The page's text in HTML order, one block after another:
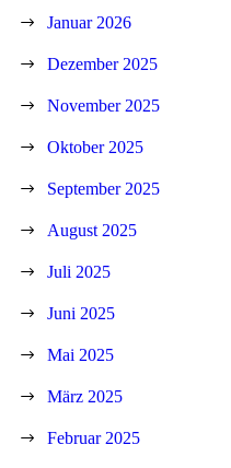
Januar 2026
Dezember 2025
November 2025
Oktober 2025
September 2025
August 2025
Juli 2025
Juni 2025
Mai 2025
März 2025
Februar 2025